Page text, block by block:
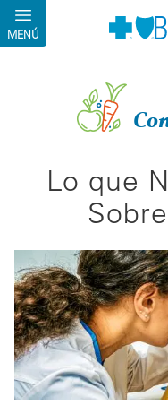
Pasar al contenido
MENÚ
Lo que